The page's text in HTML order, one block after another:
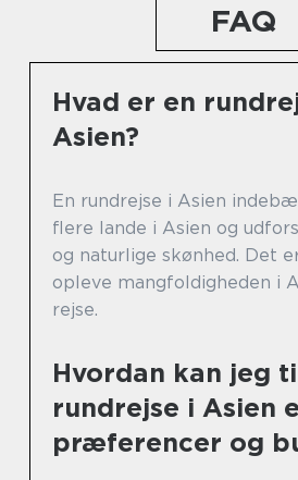
FAQ
Hvad er en
Asien?
En rundrejse i Asien
flere lande i Asien og
og naturlige skønhed. Det
opleve mangfoldigheden i
rejse.
Hvordan kan jeg
rundrejse i Asien
præferencer og